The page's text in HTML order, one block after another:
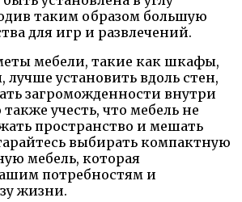
таким образом большую
для игр и развлечений.
мебели, такие как шкафы,
установить вдоль стен,
загроможденности внутри
учесть, что мебель не
пространство и мешать
выбирать компактную
мебель, которая
потребностям и
жизни.